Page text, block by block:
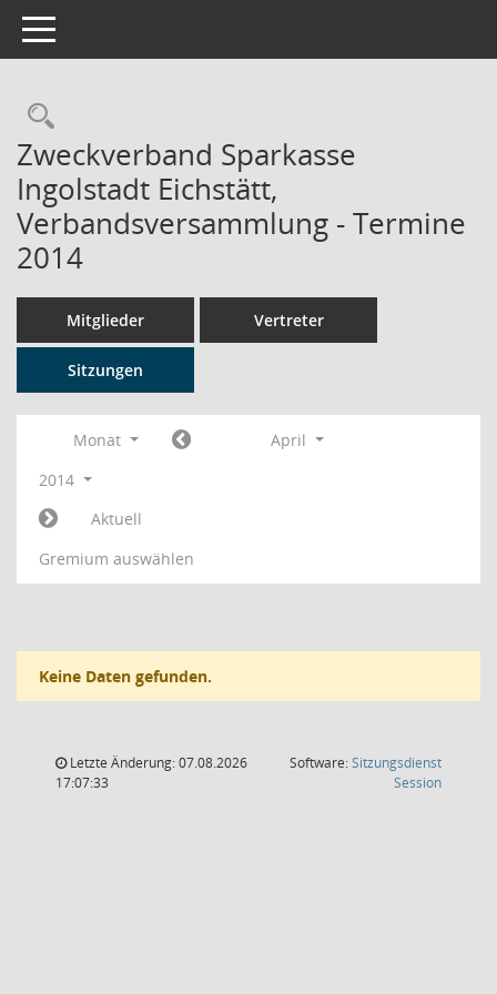
Toggle navigation
Rechercheauswahl
Zweckverband Sparkasse
Ingolstadt Eichstätt,
Verbandsversammlung - Termine
2014
Mitglieder Vertreter
Sitzungen
Monat
April
2014
Aktuell
Gremium auswählen
Keine Daten gefunden.
Letzte Änderung: 07.08.2026
17:07:33
Software:Sitzungsdienst
Session(Wird in